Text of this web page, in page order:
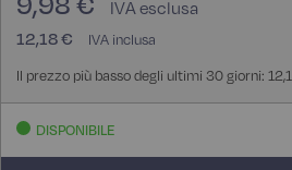
12,18 €
Il prezzo più basso degli ultimi 30 giorni:
DISPONIBILE